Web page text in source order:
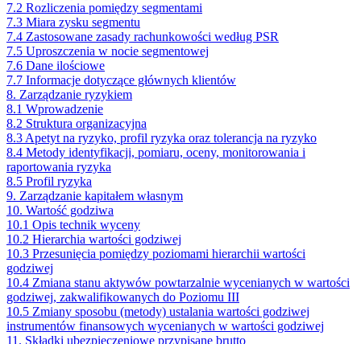
7.2 Rozliczenia pomiędzy segmentami
7.3 Miara zysku segmentu
7.4 Zastosowane zasady rachunkowości według PSR
7.5 Uproszczenia w nocie segmentowej
7.6 Dane ilościowe
7.7 Informacje dotyczące głównych klientów
8. Zarządzanie ryzykiem
8.1 Wprowadzenie
8.2 Struktura organizacyjna
8.3 Apetyt na ryzyko, profil ryzyka oraz tolerancja na ryzyko
8.4 Metody identyfikacji, pomiaru, oceny, monitorowania i
raportowania ryzyka
8.5 Profil ryzyka
9. Zarządzanie kapitałem własnym
10. Wartość godziwa
10.1 Opis technik wyceny
10.2 Hierarchia wartości godziwej
10.3 Przesunięcia pomiędzy poziomami hierarchii wartości
godziwej
10.4 Zmiana stanu aktywów powtarzalnie wycenianych w wartości
godziwej, zakwalifikowanych do Poziomu III
10.5 Zmiany sposobu (metody) ustalania wartości godziwej
instrumentów finansowych wycenianych w wartości godziwej
11. Składki ubezpieczeniowe przypisane brutto